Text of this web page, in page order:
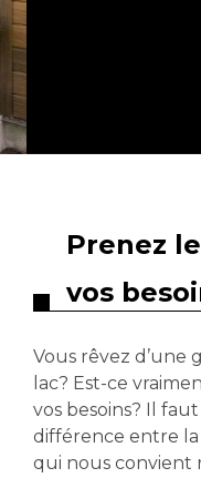
Prenez
vos
Vous rêvez d’une
lac? Est-ce
vos besoins? Il
différence entre la
qui nous convient